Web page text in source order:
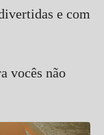
e com
vocês não